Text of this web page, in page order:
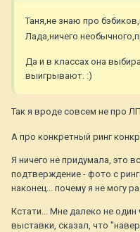
Таня,не знаю про
Лада,ничего
Да и в классах она
выигрывают. :)
Так я вроде совсем не про
А про конкретный ринг
Я ничего не придумала, это
подтверждение - фото с
наконец... почему я не могу
Кстати... Мне далеко не один
выставки, сказал, что